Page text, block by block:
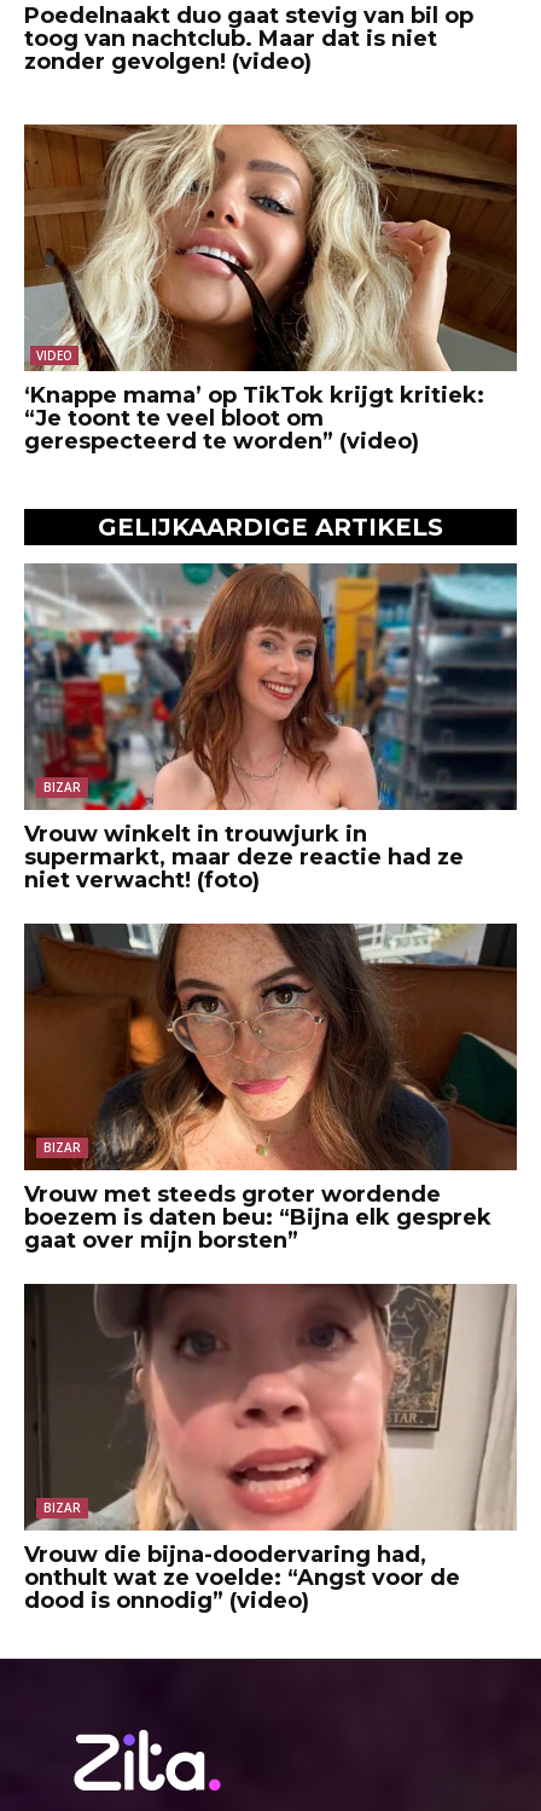
Poedelnaakt duo gaat stevig van bil op
toog van nachtclub. Maar dat is niet
zonder gevolgen! (video)
VIDEO
‘Knappe mama’ op TikTok krijgt kritiek:
“Je toont te veel bloot om
gerespecteerd te worden” (video)
GELIJKAARDIGE ARTIKELS
BIZAR
Vrouw winkelt in trouwjurk in
supermarkt, maar deze reactie had ze
niet verwacht! (foto)
BIZAR
Vrouw met steeds groter wordende
boezem is daten beu: “Bijna elk gesprek
gaat over mijn borsten”
BIZAR
Vrouw die bijna-doodervaring had,
onthult wat ze voelde: “Angst voor de
dood is onnodig” (video)